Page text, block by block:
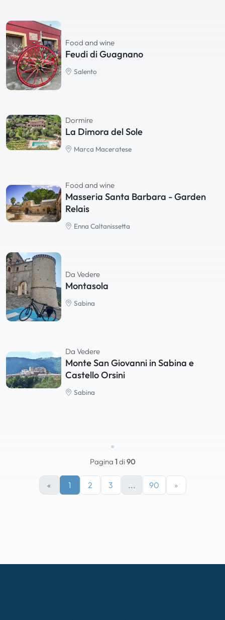
Food and wine
Feudi di Guagnano
Salento
Dormire
La Dimora del Sole
Marca Maceratese
Food and wine
Masseria Santa Barbara - Garden
Relais
Enna Caltanissetta
Da Vedere
Montasola
Sabina
Da Vedere
Monte San Giovanni in Sabina e
Castello Orsini
Sabina
Pagina 1di90
« 1 2 3 ... 90 »